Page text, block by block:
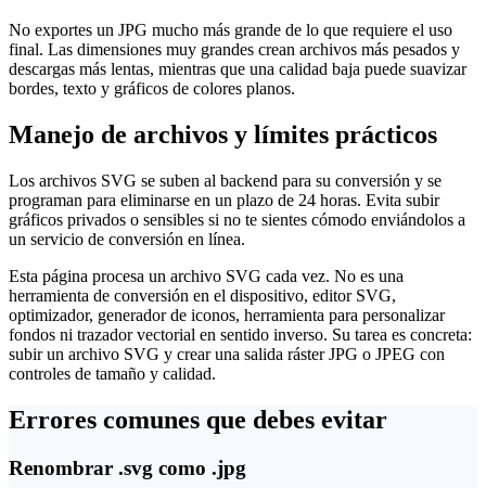
No exportes un JPG mucho más grande de lo que requiere el uso
final. Las dimensiones muy grandes crean archivos más pesados y
descargas más lentas, mientras que una calidad baja puede suavizar
bordes, texto y gráficos de colores planos.
Manejo de archivos y límites prácticos
Los archivos SVG se suben al backend para su conversión y se
programan para eliminarse en un plazo de 24 horas. Evita subir
gráficos privados o sensibles si no te sientes cómodo enviándolos a
un servicio de conversión en línea.
Esta página procesa un archivo SVG cada vez. No es una
herramienta de conversión en el dispositivo, editor SVG,
optimizador, generador de iconos, herramienta para personalizar
fondos ni trazador vectorial en sentido inverso. Su tarea es concreta:
subir un archivo SVG y crear una salida ráster JPG o JPEG con
controles de tamaño y calidad.
Errores comunes que debes evitar
Renombrar .svg como .jpg